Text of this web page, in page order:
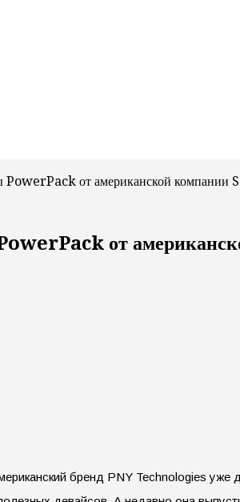
PowerPack от американской компании
от
бренд PNY Technologies